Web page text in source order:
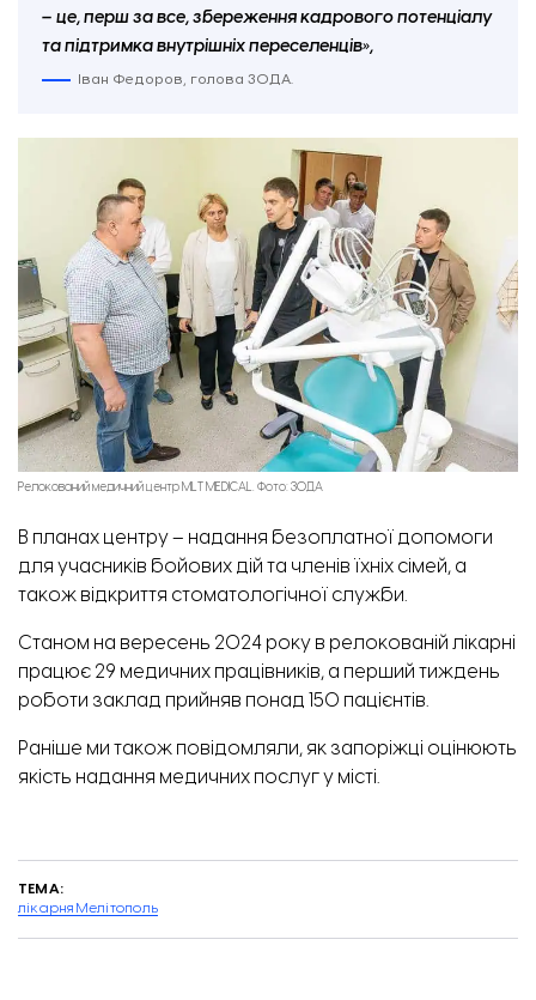
– це, перш за все, збереження кадрового потенціалу
та підтримка внутрішніх переселенців»,
Іван Федоров, голова ЗОДА.
Релокований медичний центр MLT MEDICAL. Фото: ЗОДА
В планах центру – надання безоплатної допомоги
для учасників бойових дій та членів їхніх сімей, а
також відкриття стоматологічної служби.
Станом на вересень 2024 року в релокованій лікарні
працює 29 медичних працівників, а перший тиждень
роботи заклад прийняв понад 150 пацієнтів.
Раніше ми також повідомляли, як запоріжці оцінюють
якість надання медичних послуг у місті.
ТЕМА:
лікарня Мелітополь